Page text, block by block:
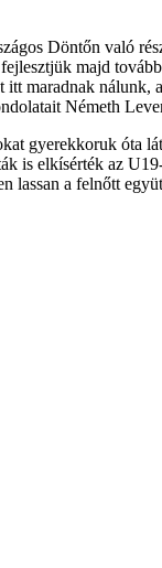
Döntőn való
majd
maradnak
Németh
gyerekkoruk óta
is elkísérték az
lassan a felnőtt